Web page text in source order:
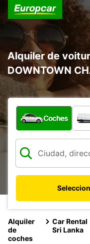
Alquiler de
DOWNTOWN
¿Qué tipo de
Coches
Alquiler
de
coches
Car Rental
Sri Lanka